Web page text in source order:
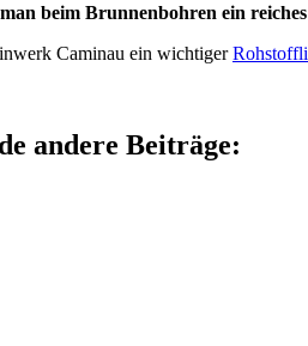
beim Brunnenbohren ein
Caminau ein wichtiger
andere Beiträge: